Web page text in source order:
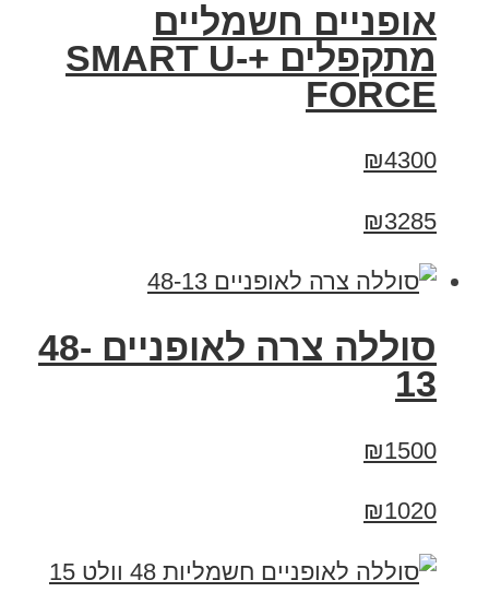
אופניים חשמליים
מתקפלים +SMART U-
FORCE
₪4300
₪3285
סוללה צרה לאופניים 48-
13
₪1500
₪1020